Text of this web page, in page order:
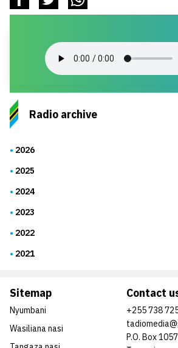
Radio archive
2026
2025
2024
2023
2022
2021
Sitemap
Nyumbani
Wasiliana nasi
Contact
+255 738
P.O. Box